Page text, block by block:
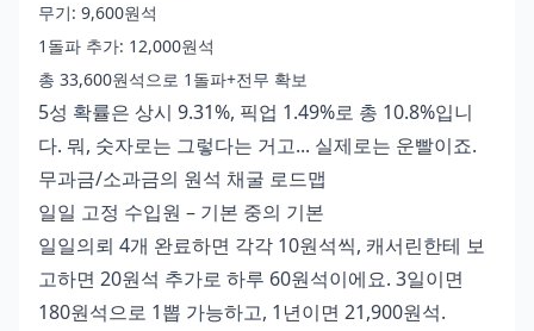
무기: 9,600원석
1돌파 추가: 12,000원석
총 33,600원석으로 1돌파+전무 확보
5성 확률은 상시 9.31%, 픽업 1.49%로 총 10.8%입니
다. 뭐, 숫자로는 그렇다는 거고... 실제로는 운빨이죠.
무과금/소과금의 원석 채굴 로드맵
일일 고정 수입원 – 기본 중의 기본
일일의뢰 4개 완료하면 각각 10원석씩, 캐서린한테 보
고하면 20원석 추가로 하루 60원석이에요. 3일이면
180원석으로 1뽑 가능하고, 1년이면 21,900원석.